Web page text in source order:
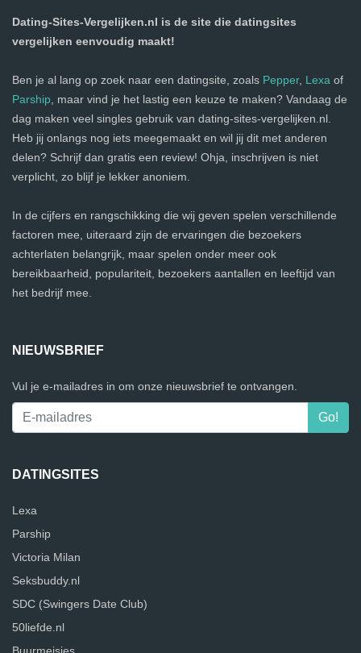
Dating-Sites-Vergelijken.nl is de site die datingsites
vergelijken eenvoudig maakt!
Ben je al lang op zoek naar een datingsite, zoals Pepper, Lexa of
Parship , maar vind je het lastig een keuze te maken? Vandaag de
dag maken veel singles gebruik van dating-sites-vergelijken.nl.
Heb jij onlangs nog iets meegemaakt en wil jij dit met anderen
delen? Schrijf dan gratis een review! Ohja, inschrijven is niet
verplicht, zo blijf je lekker anoniem.
In de cijfers en rangschikking die wij geven spelen verschillende
factoren mee, uiteraard zijn de ervaringen die bezoekers
achterlaten belangrijk, maar spelen onder meer ook
bereikbaarheid, populariteit, bezoekers aantallen en leeftijd van
het bedrijf mee.
NIEUWSBRIEF
Vul je e-mailadres in om onze nieuwsbrief te ontvangen.
DATINGSITES
Lexa
Parship
Victoria Milan
Seksbuddy.nl
SDC (Swingers Date Club)
50liefde.nl